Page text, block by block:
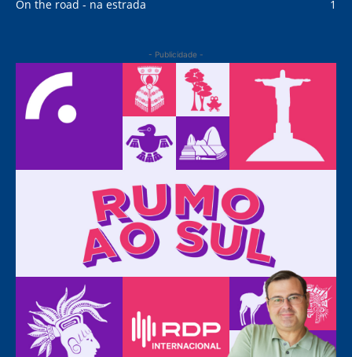
On the road - na estrada
1
- Publicidade -